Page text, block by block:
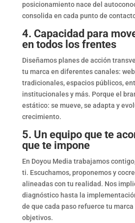
posicionamiento nace del
consolida en cada punto de
4. Capacidad para
en todos los frentes
Diseñamos planes de acción
tu marca en diferentes canales:
tradicionales, espacios públicos,
institucionales y más. Porque el
estático: se mueve, se adapta y
crecimiento.
5. Un equipo que te
que te impone
En Doyou Media trabajamos
ti. Escuchamos, proponemos y
alineadas con tu realidad. Nos
diagnóstico hasta la
de que cada paso refuerce tu
objetivos.